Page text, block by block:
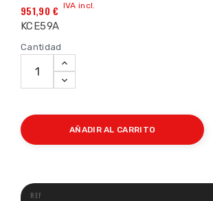
951,90 € IVA incl.
KCE59A
Cantidad
AÑADIR AL CARRITO